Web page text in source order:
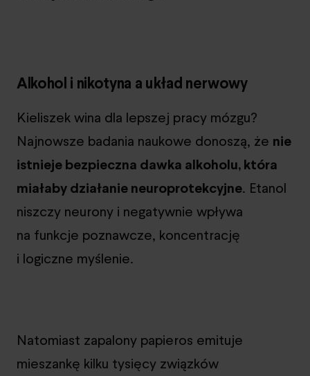
Alkohol i nikotyna a układ nerwowy
Kieliszek wina dla lepszej pracy mózgu?
Najnowsze badania naukowe donoszą, że nie
istnieje bezpieczna dawka alkoholu, która
miałaby działanie neuroprotekcyjne. Etanol
niszczy neurony i negatywnie wpływa
na funkcje poznawcze, koncentrację
i logiczne myślenie.
Natomiast zapalony papieros emituje
mieszankę kilku tysięcy związków